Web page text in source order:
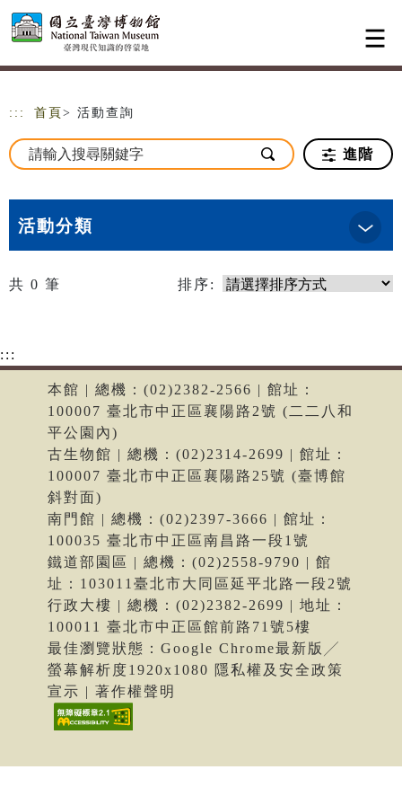
跳到主要內容
網站導覽
::: 首頁 > 活動查詢
進階
活動分類
共 0 筆 排序:
:::
本館 | 總機：(02)2382-2566 | 館址：
100007 臺北市中正區襄陽路2號 (二二八和
平公園內)
古生物館 | 總機：(02)2314-2699 | 館址：
100007 臺北市中正區襄陽路25號 (臺博館
斜對面)
南門館 | 總機：(02)2397-3666 | 館址：
100035 臺北市中正區南昌路一段1號
鐵道部園區 | 總機：(02)2558-9790 | 館
址：103011臺北市大同區延平北路一段2號
行政大樓 | 總機：(02)2382-2699 | 地址：
100011 臺北市中正區館前路71號5樓
最佳瀏覽狀態：Google Chrome最新版╱
螢幕解析度1920x1080 隱私權及安全政策
宣示 | 著作權聲明